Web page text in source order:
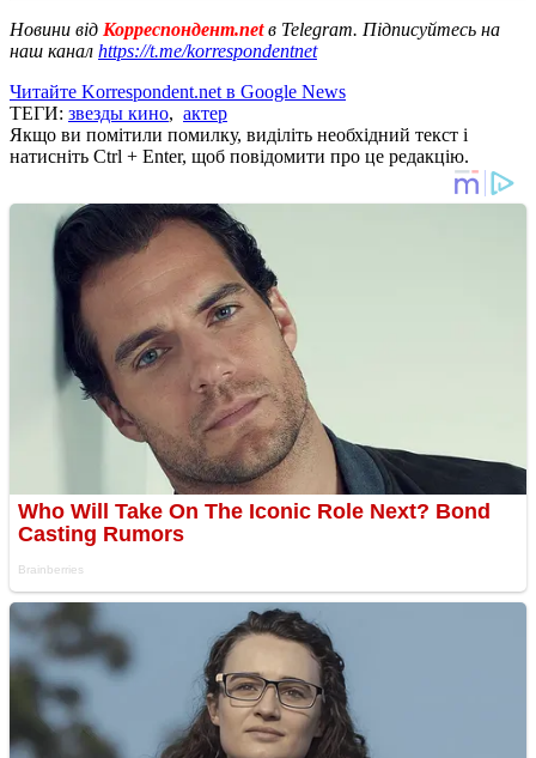
Новини від Корреспондент.netв Telegram. Підписуйтесь на
наш канал https://t.me/korrespondentnet
Читайте Korrespondent.net в Google News
ТЕГИ: звезды кино, актер
Якщо ви помітили помилку, виділіть необхідний текст і
натисніть Ctrl + Enter, щоб повідомити про це редакцію.